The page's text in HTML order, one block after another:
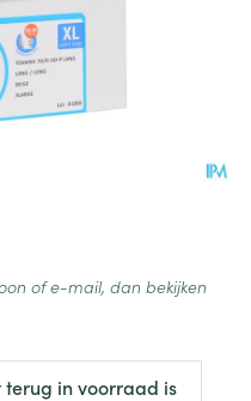
in voorraad is
of e-mail, dan bekijken